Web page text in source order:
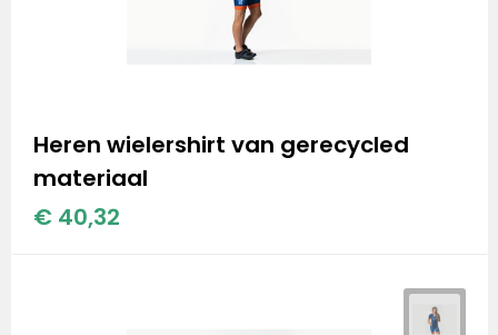
Heren wielershirt van gerecycled
materiaal
€ 40,32